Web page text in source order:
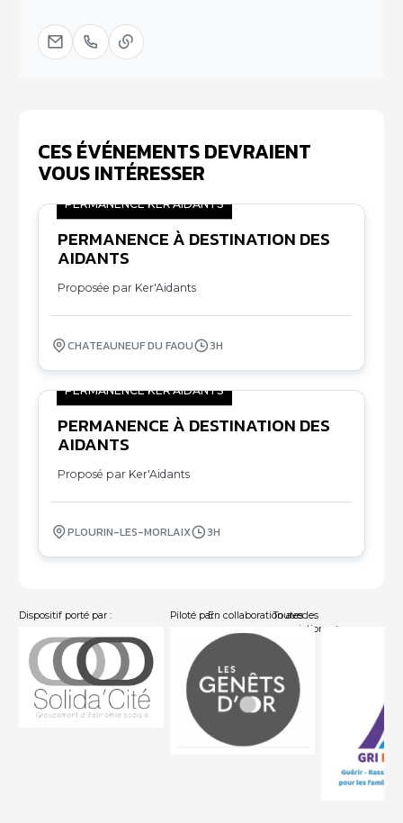
CES ÉVÉNEMENTS DEVRAIENT
VOUS INTÉRESSER
09
10
PERMANENCE KER'AIDANTS
PERMANENCE À DESTINATION DES
AIDANTS
Proposée par Ker'Aidants
CHATEAUNEUF DU FAOU 3H
05
10
PERMANENCE KER'AIDANTS
PERMANENCE À DESTINATION DES
AIDANTS
Proposé par Ker'Aidants
PLOURIN-LES-MORLAIX 3H
Dispositif porté par : Piloté par :En collaboration avec :
Toutes les
associations